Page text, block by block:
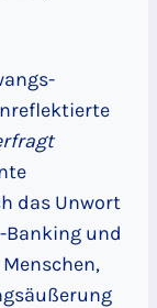
das Unwort
Banking und